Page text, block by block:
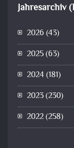
Jahresarchiv
2026 (43)
2025(63)
2024(181)
2023(230)
2022(258)